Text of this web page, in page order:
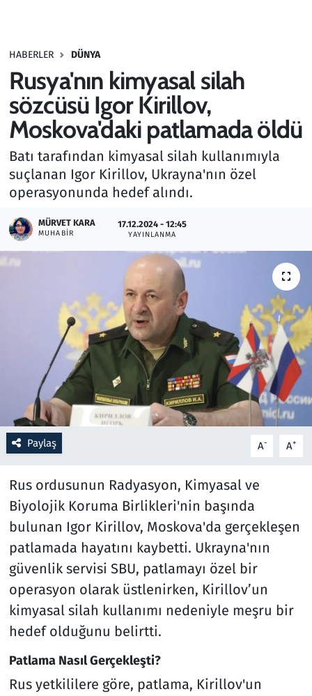
HABERLER DÜNYA
Rusya'nın kimyasal silah
sözcüsü Igor Kirillov,
Moskova'daki patlamada öldü
Batı tarafından kimyasal silah kullanımıyla
suçlanan Igor Kirillov, Ukrayna'nın özel
operasyonunda hedef alındı.
MÜRVET KARA
MUHABIR
17.12.2024 - 12:45
YAYINLANMA
Paylaş A- A+
Rus ordusunun Radyasyon, Kimyasal ve
Biyolojik Koruma Birlikleri'nin başında
bulunan Igor Kirillov, Moskova'da gerçekleşen
patlamada hayatını kaybetti. Ukrayna'nın
güvenlik servisi SBU, patlamayı özel bir
operasyon olarak üstlenirken, Kirillov’un
kimyasal silah kullanımı nedeniyle meşru bir
hedef olduğunu belirtti.
Patlama Nasıl Gerçekleşti?
Rus yetkililere göre, patlama, Kirillov'un
Haber
Kültür Sanat
Kurumsal Haberler
Lezzet Durağı
Memur ve Kamu
Otomobil
Ramazan
Resmi İlanlar
Rüya Tabirleri
Sağlık
Savunma Sanayi
Seçim 2023
Spor
Teknoloji ve Bilim
Televizyon